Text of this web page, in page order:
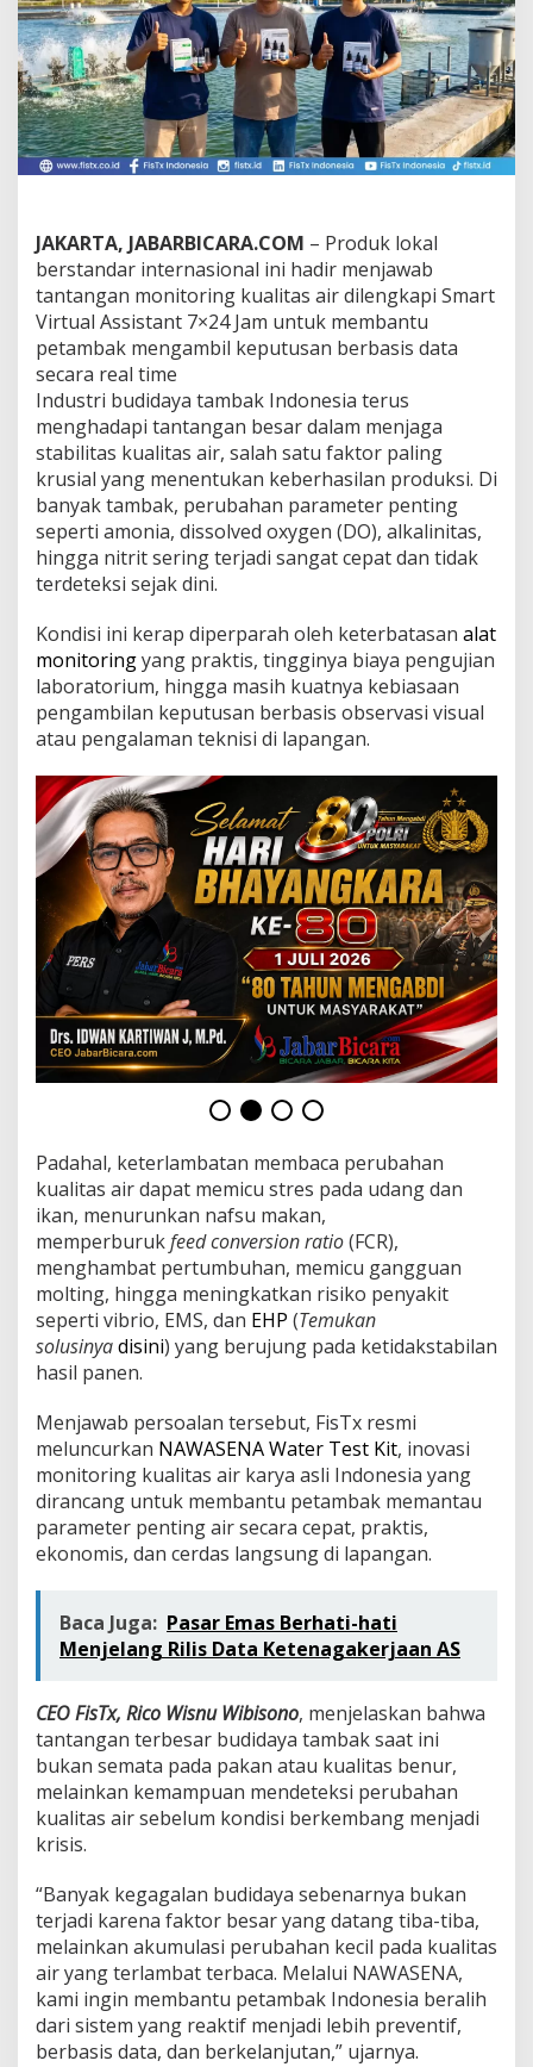
r
k
a
n
N
A
W
A
N
A
W
a
t
e
e
s
t
K
i
t
,
S
o
u
s
M
o
n
t
r
i
n
g
K
u
t
a
r
a
m
a
k
L
e
b
h
d
a
h
,
H
e
m
d
a
e
r
d
a
s
JAKARTA, JABARBICARA.COM – Produk lokal
berstandar internasional ini hadir menjawab
tantangan monitoring kualitas air dilengkapi Smart
Virtual Assistant 7×24 Jam untuk membantu
petambak mengambil keputusan berbasis data
secara real time
Industri budidaya tambak Indonesia terus
menghadapi tantangan besar dalam menjaga
stabilitas kualitas air, salah satu faktor paling
krusial yang menentukan keberhasilan produksi. Di
banyak tambak, perubahan parameter penting
seperti amonia, dissolved oxygen (DO), alkalinitas,
hingga nitrit sering terjadi sangat cepat dan tidak
terdeteksi sejak dini.
Kondisi ini kerap diperparah oleh keterbatasan alat
monitoringyang praktis, tingginya biaya pengujian
laboratorium, hingga masih kuatnya kebiasaan
pengambilan keputusan berbasis observasi visual
atau pengalaman teknisi di lapangan.
Padahal, keterlambatan membaca perubahan
kualitas air dapat memicu stres pada udang dan
ikan, menurunkan nafsu makan,
memperburukfeed conversion ratio(FCR),
menghambat pertumbuhan, memicu gangguan
molting, hingga meningkatkan risiko penyakit
seperti vibrio, EMS, dan EHP (Temukan
solusinyadisini) yang berujung pada ketidakstabilan
hasil panen.
Menjawab persoalan tersebut, FisTx resmi
meluncurkan NAWASENA Water Test Kit, inovasi
monitoring kualitas air karya asli Indonesia yang
dirancang untuk membantu petambak memantau
parameter penting air secara cepat, praktis,
ekonomis, dan cerdas langsung di lapangan.
Baca Juga: Pasar Emas Berhati-hati
Menjelang Rilis Data Ketenagakerjaan AS
CEO FisTx, Rico Wisnu Wibisono, menjelaskan bahwa
tantangan terbesar budidaya tambak saat ini
bukan semata pada pakan atau kualitas benur,
melainkan kemampuan mendeteksi perubahan
kualitas air sebelum kondisi berkembang menjadi
krisis.
“Banyak kegagalan budidaya sebenarnya bukan
terjadi karena faktor besar yang datang tiba-tiba,
melainkan akumulasi perubahan kecil pada kualitas
air yang terlambat terbaca. Melalui NAWASENA,
kami ingin membantu petambak Indonesia beralih
dari sistem yang reaktif menjadi lebih preventif,
berbasis data, dan berkelanjutan,” ujarnya.